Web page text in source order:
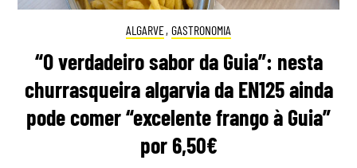
ALGARVE, GASTRONOMIA
“O verdadeiro sabor da Guia”: nesta
churrasqueira algarvia da EN125 ainda
pode comer “excelente frango à Guia”
por 6,50€